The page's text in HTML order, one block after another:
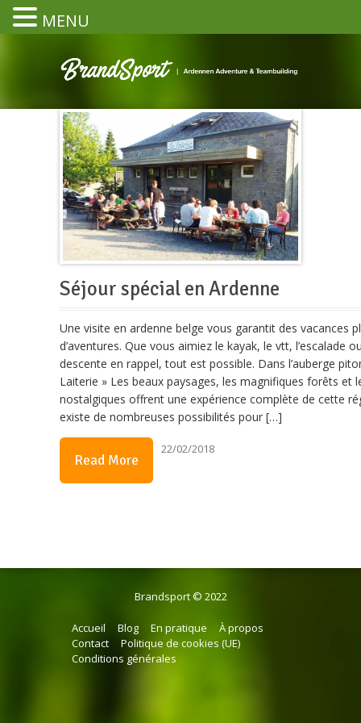
Séjour spécial en Ardenne
Une visite en ardenne belge vous garantit des vacances
d’aventures. Que vous aimiez le kayak, le vtt, l’escalade
descente en rappel, tout est possible. Dans l’auberge
Laiterie » Les beaux paysages, les magnifiques forêts et
nostalgiques offrent une expérience complète de cette
existe de nombreuses possibilités pour […]
Read More
22/02/2018
Brandsport © 2022
Accueil Blog En pratique
À propos
Contact
Politique de cookies (UE)
Conditions générales
MENU